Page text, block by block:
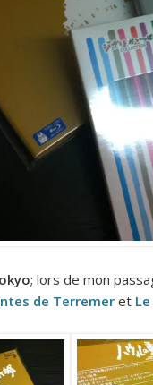
; lors de mon
de Terremeret